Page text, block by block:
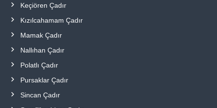
Keçiören Çadır
Kızılcahamam Çadır
Mamak Çadır
Nallıhan Çadır
Polatlı Çadır
Pursaklar Çadır
Sincan Çadır